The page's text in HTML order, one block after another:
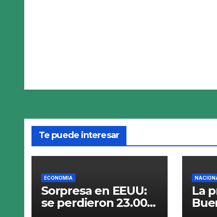
Te puede interesar
ECONOMIA
Sorpresa en EEUU:
se perdieron 23.000
La